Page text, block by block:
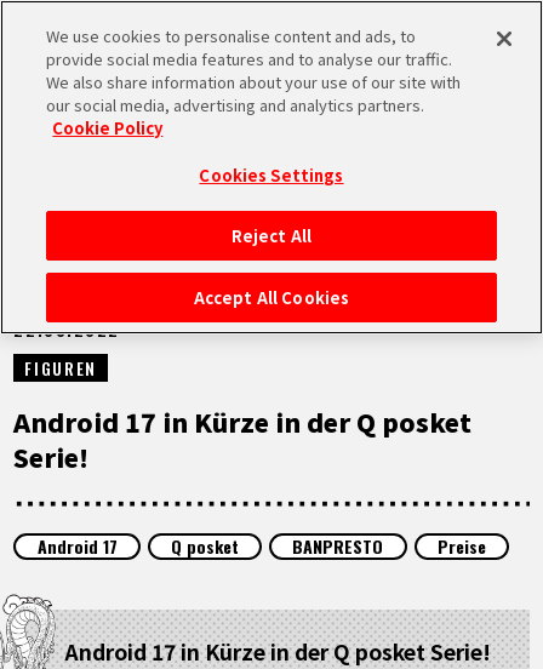
MEN
STARTSEITE
NEUES
HIGHLIGHTS
SPECIALS
INFOS
NEUES
22.08.2022
FIGUREN
Android 17 in Kürze in der Q posket
Serie!
Android 17 Q posket BANPRESTO Preise
Android 17 in Kürze in der Q posket Serie!
We use cookies to personalise content and ads, to
provide social media features and to analyse our traffic.
We also share information about your use of our site with
our social media, advertising and analytics partners.
Cookie Policy
Cookies Settings
Reject All
Accept All Cookies